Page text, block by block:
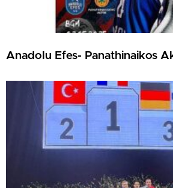
Anadolu Efes- Panathinaikos